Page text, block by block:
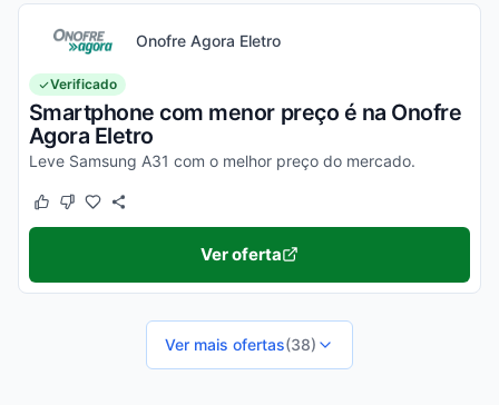
Onofre Agora Eletro
Verificado
Smartphone com menor preço é na Onofre
Agora Eletro
Leve Samsung A31 com o melhor preço do mercado.
Este cupom funcionou
Este cupom não funcionou
Ver oferta
Ver mais ofertas(38)